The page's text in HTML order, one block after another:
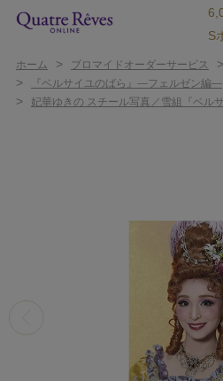
S
ホーム > ブロマイドオーダーサービス >
> 『ベルサイユのばら』―フェルゼン編―
> 妃華ゆきの スチール写真／雪組『ベ